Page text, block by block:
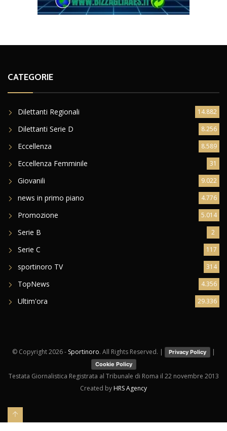
CATEGORIE
Dilettanti Regionali 14.882
Dilettanti Serie D 8.256
Eccellenza 8.589
Eccellenza Femminile 31
Giovanili 9.022
news in primo piano 4.776
Promozione 5.014
Serie B 2
Serie C 117
sportinoro TV 314
TopNews 4.356
Ultim'ora 29.336
© Copyright2026 - Sportinoro. All Rights Reserved. | Privacy Policy |
Cookie Policy
Testata Giornalistica Registrata al Tribunale di Roma il 22 novembre 2013
Created by HRS Agency